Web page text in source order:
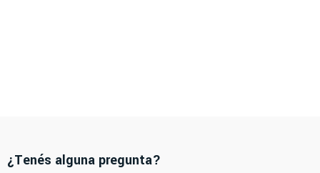
¿Tenés alguna pregunta?